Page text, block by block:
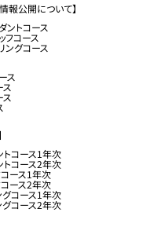
報公開について】
ントコース
フコース
ングコース
ス
トコース1年次
トコース2年次
コース1年次
コース2年次
グコース1年次
グコース2年次